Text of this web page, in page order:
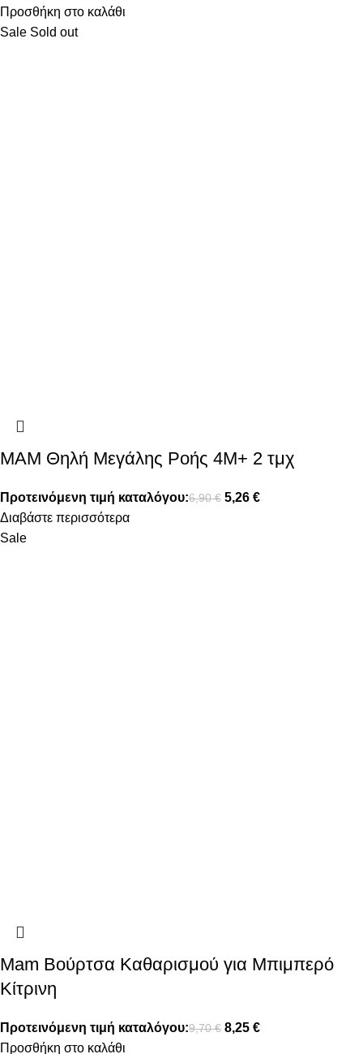
Προσθήκη στο καλάθι
Sale Sold out
MAM Θηλή Μεγάλης Ροής 4Μ+ 2 τμχ
Προτεινόμενη τιμή καταλόγου:6,90€ 5,26 €
Διαβάστε περισσότερα
Sale
Mam Βούρτσα Καθαρισμού για Μπιμπερό
Κίτρινη
Προτεινόμενη τιμή καταλόγου:9,70€ 8,25 €
Προσθήκη στο καλάθι